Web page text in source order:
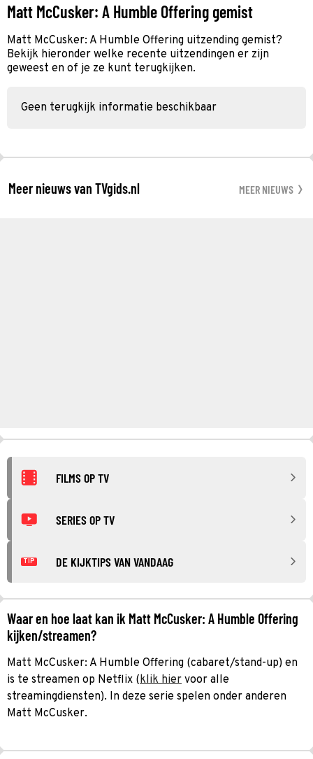
Matt McCusker: A Humble Offering gemist
Matt McCusker: A Humble Offering uitzending gemist?
Bekijk hieronder welke recente uitzendingen er zijn
geweest en of je ze kunt terugkijken.
Geen terugkijk informatie beschikbaar
Meer nieuws van TVgids.nl MEER NIEUWS
FILMS OP TV
SERIES OP TV
TIP DE KIJKTIPS VAN VANDAAG
Waar en hoe laat kan ik Matt McCusker: A Humble Offering
kijken/streamen?
Matt McCusker: A Humble Offering (cabaret/stand-up) en
is te streamen op Netflix (klik hier voor alle
streamingdiensten). In deze serie spelen onder anderen
Matt McCusker.